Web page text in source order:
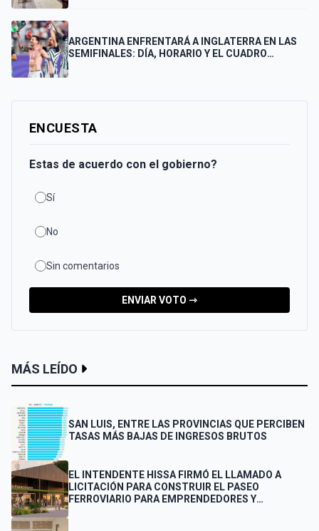
ARGENTINA ENFRENTARÁ A INGLATERRA EN LAS
SEMIFINALES: DÍA, HORARIO Y EL CUADRO
ENCUESTA
Estas de acuerdo con el gobierno?
Sí
No
Sin comentarios
ENVIAR VOTO ⇾
MÁS LEÍDO
SAN LUIS, ENTRE LAS PROVINCIAS QUE PERCIBEN
TASAS MÁS BAJAS DE INGRESOS BRUTOS
EL INTENDENTE HISSA FIRMÓ EL LLAMADO A
LICITACIÓN PARA CONSTRUIR EL PASEO
FERROVIARIO PARA EMPRENDEDORES Y